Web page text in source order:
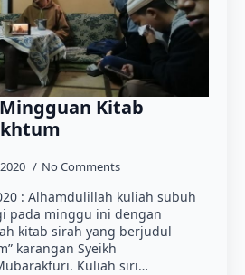
Kitab
No Comments
: Alhamdulillah kuliah subuh
pada minggu ini dengan
kitab sirah yang berjudul
karangan Syeikh
Kuliah siri…